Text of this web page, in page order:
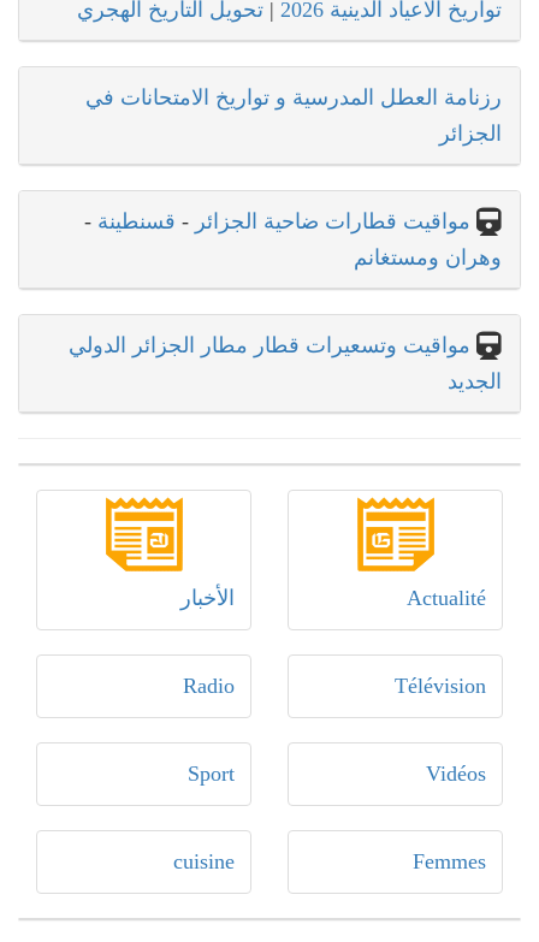
تواريخ الاعياد الدينية 2026 | تحويل التاريخ الهجري
رزنامة العطل المدرسية و تواريخ الامتحانات في
الجزائر
مواقيت قطارات ضاحية الجزائر - قسنطينة -
وهران ومستغانم
مواقيت وتسعيرات قطار مطار الجزائر الدولي
الجديد
Actualité الأخبار
Télévision
Radio
Vidéos
Sport
Femmes
cuisine